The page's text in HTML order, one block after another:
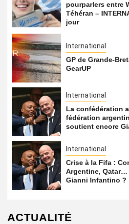
pourparlers entre
Téhéran –
jour
International
GP de Grande-
GearUP
International
La confédération
fédération
soutient encore
International
Crise à la Fifa :
Argentine,
Gianni Infantino ?
ACTUALITÉ